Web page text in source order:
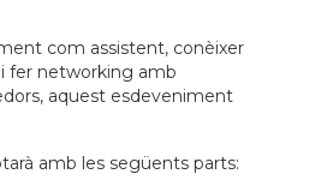
com assistent, conèixer
fer networking amb
aquest esdeveniment
amb les següents parts: